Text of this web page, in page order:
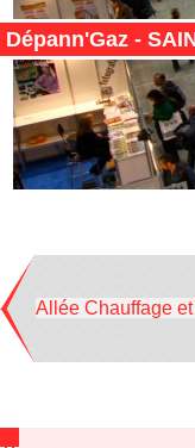
Dépann'Gaz -
Allée Chauffage